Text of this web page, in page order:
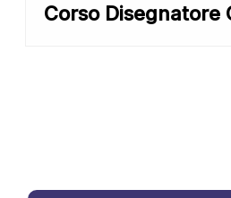
Corso Disegnatore